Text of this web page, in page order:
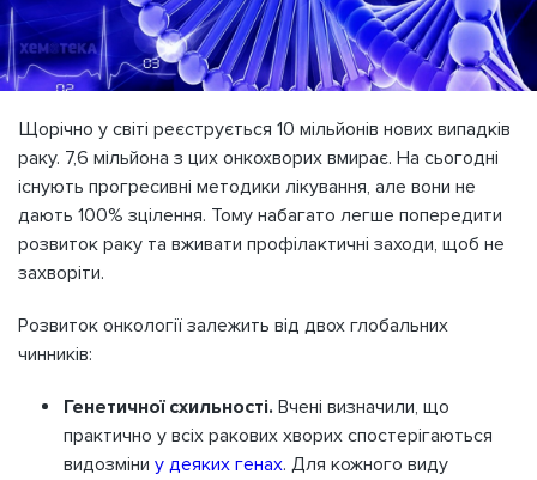
Щорічно у світі реєструється 10 мільйонів нових випадків
раку. 7,6 мільйона з цих онкохворих вмирає. На сьогодні
існують прогресивні методики лікування, але вони не
дають 100% зцілення. Тому набагато легше попередити
розвиток раку та вживати профілактичні заходи, щоб не
захворіти.
Розвиток онкології залежить від двох глобальних
чинників:
Генетичної схильності. Вчені визначили, що
практично у всіх ракових хворих спостерігаються
видозміни у деяких генах. Для кожного виду